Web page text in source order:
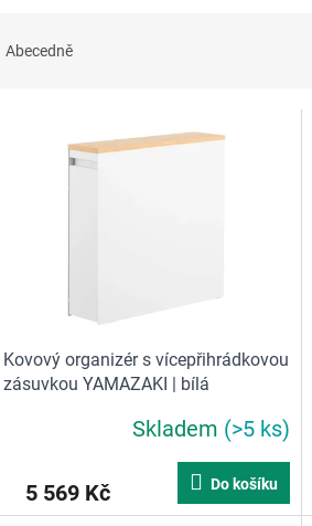
Abecedně
Kovový organizér s vícepřihrádkovou
zásuvkou YAMAZAKI | bílá
Skladem (>5 ks)
5 569 Kč Do košíku